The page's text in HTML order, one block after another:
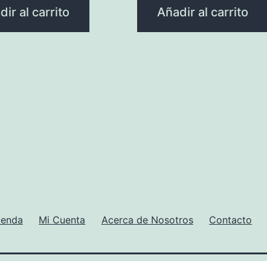
al carrito Añadir al carrito
Mi Cuenta Acerca de Nosotros Contacto